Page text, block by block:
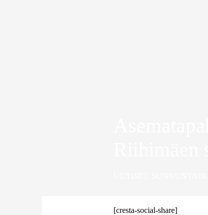
[cresta-social-share]